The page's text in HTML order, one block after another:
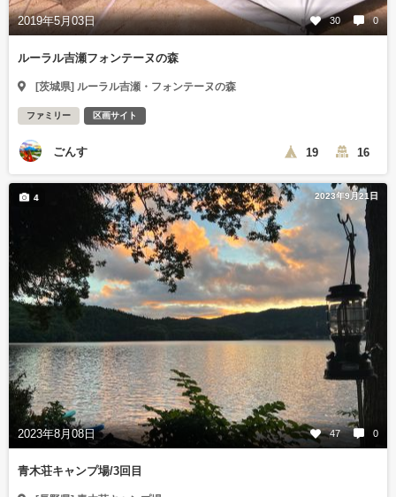
2019年5月03日 30 0
ルーラル吉瀬フォンテーヌの森
[茨城県] ルーラル吉瀬・フォンテーヌの森
ファミリー 区画サイト
ごんす 19 16
2023年9月21日
2023年8月08日 47 0
4
青木荘キャンプ場/3回目